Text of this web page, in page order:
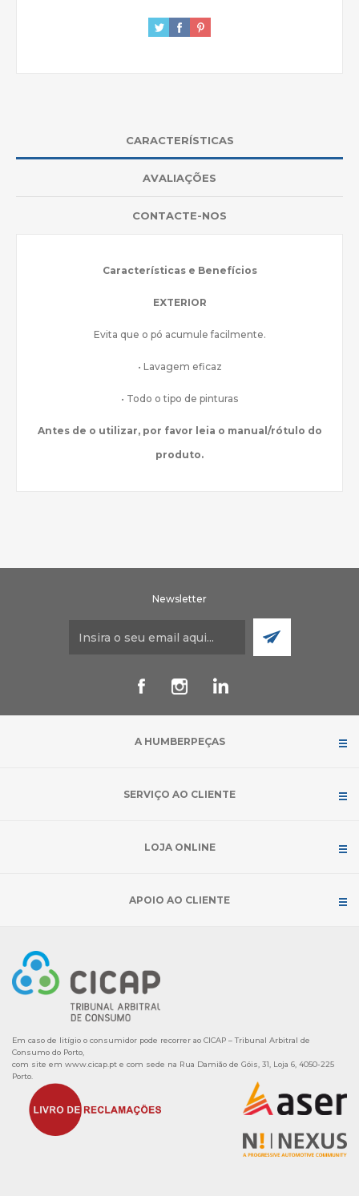
CARACTERÍSTICAS
AVALIAÇÕES
CONTACTE-NOS
Características e Benefícios
EXTERIOR
Evita que o pó acumule facilmente.
• Lavagem eficaz
• Todo o tipo de pinturas
Antes de o utilizar, por favor leia o manual/rótulo do
produto.
Newsletter
A HUMBERPEÇAS
SERVIÇO AO CLIENTE
LOJA ONLINE
APOIO AO CLIENTE
Em caso de litígio o consumidor pode recorrer ao CICAP – Tribunal Arbitral de
Consumo do Porto,
com site em www.cicap.pt e com sede na Rua Damião de Góis, 31, Loja 6, 4050-225
Porto.